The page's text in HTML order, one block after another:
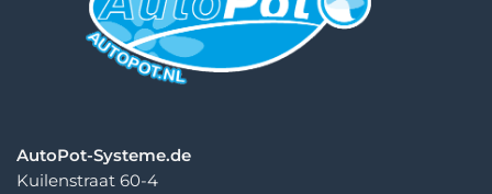
AutoPot-Systeme.de
Kuilenstraat 60-4